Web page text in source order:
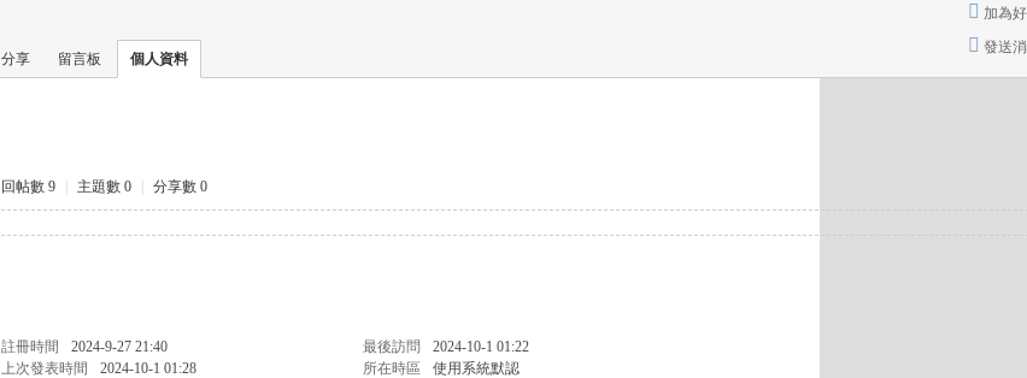
加為
發送
分享 留言板 個人資料
回帖數 9 主題數 0 分享數 0
註冊時間 2024-9-27 21:40 最後訪問
2024-10-1 01:22
上次發表時間 2024-10-1 01:28 所在時區 使用系統默認